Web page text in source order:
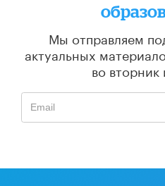
Мы отправляем
актуальных
во вторник